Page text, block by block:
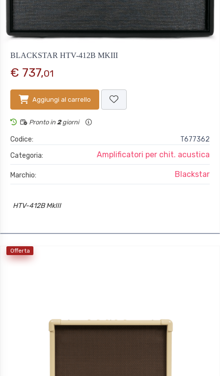
BLACKSTAR HTV-412B MKIII
€ 737,01
Aggiungi al carrello
Pronto in 2giorni
Codice:
T677362
Categoria:
Amplificatori per chit. acustica
Marchio: Blackstar
HTV-412B MkIII
Offerta